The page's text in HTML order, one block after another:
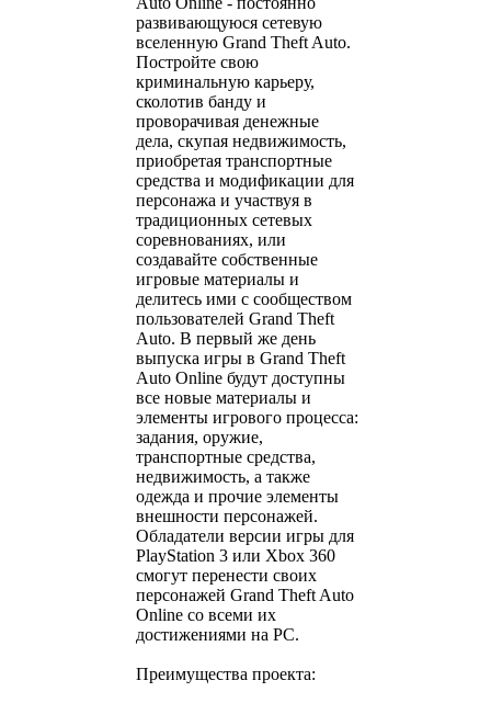
развивающуюся сетевую
вселенную Grand Theft Auto.
Постройте свою
криминальную карьеру,
сколотив банду и
проворачивая денежные
дела, скупая недвижимость,
приобретая транспортные
средства и модификации для
персонажа и участвуя в
традиционных сетевых
соревнованиях, или
создавайте собственные
игровые материалы и
делитесь ими с сообществом
пользователей Grand Theft
Auto. В первый же день
выпуска игры в Grand Theft
Auto Online будут доступны
все новые материалы и
элементы игрового процесса:
задания, оружие,
транспортные средства,
недвижимость, а также
одежда и прочие элементы
внешности персонажей.
Обладатели версии игры для
PlayStation 3 или Xbox 360
смогут перенести своих
персонажей Grand Theft Auto
Online со всеми их
достижениями на PC.
Преимущества проекта: